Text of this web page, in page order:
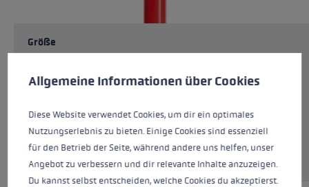
Größe
Cookie-Voreinstellungen
Allgemeine Informationen über Cookies
Diese Website verwendet Cookies, um dir ein optimales
Nutzungserlebnis zu bieten. Einige Cookies sind essenziell
für den Betrieb der Seite, während andere uns helfen, unser
Angebot zu verbessern und dir relevante Inhalte anzuzeigen.
Du kannst selbst entscheiden, welche Cookies du akzeptierst.